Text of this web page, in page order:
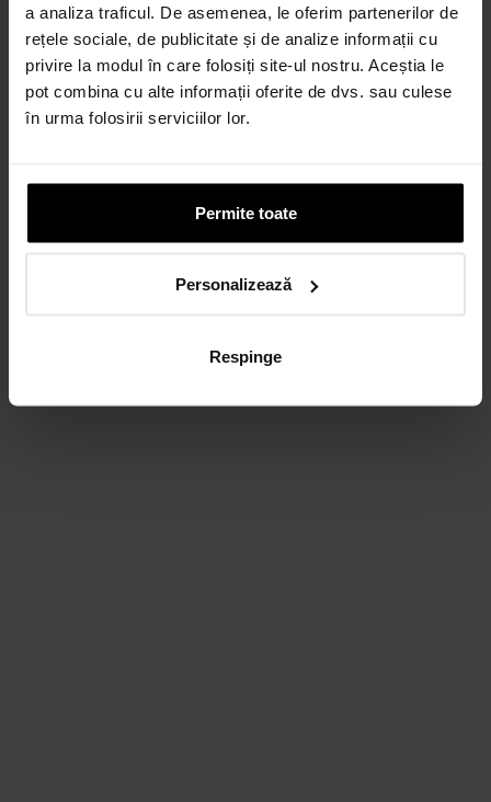
a analiza traficul. De asemenea, le oferim partenerilor de
rețele sociale, de publicitate și de analize informații cu
privire la modul în care folosiți site-ul nostru. Aceștia le
pot combina cu alte informații oferite de dvs. sau culese
în urma folosirii serviciilor lor.
Permite toate
Personalizează
Respinge
Consumer Financing IF.N. S.A.
CALCULEAZĂ RATA
CARD AVANTAJ
Discută cu un consultant